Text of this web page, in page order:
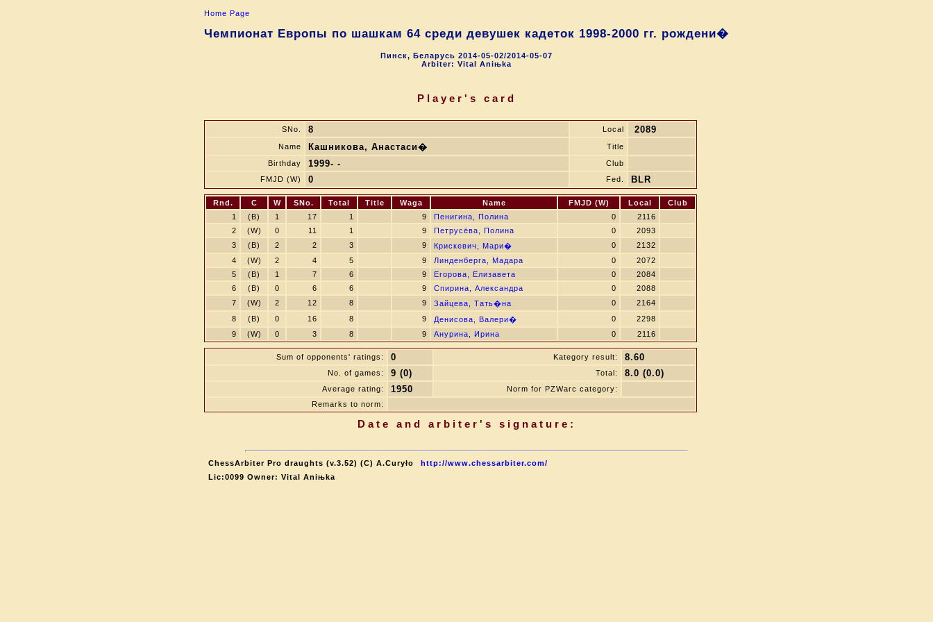
Home Page
Чемпионат Европы по шашкам 64 среди девушек кадеток 1998-2000 гг. рождени�
Пинск, Беларусь 2014-05-02/2014-05-07
Arbiter: Vital Aniњka
Player's card
SNo. 8 Local 2089
Name Кашникова, Анастаси�
Title
Birthday
1999- -
Club
FMJD (W)
0 Fed. BLR
Rnd. C W SNo. Total Title Waga Name FMJD (W) Local
Club
1
(B) 1 17 1 9 Пенигина, Полина 0
2116
2
(W) 0 11 1 9 Петрусёва, Полина 0
2093
3
(B) 2 2 3 9 Крискевич, Мари� 0
2132
4
(W) 2 4 5 9 Линденберга, Мадара 0
2072
5
(B) 1 7 6 9 Егорова, Елизавета 0
2084
6
(B) 0 6 6 9 Спирина, Александра 0
2088
7
(W) 2 12 8 9 Зайцева, Тать�на 0
2164
8
(B) 0 16 8 9 Денисова, Валери� 0
2298
9
(W) 0 3 8 9 Анурина, Ирина 0 2116
Sum of opponents' ratings: 0 Kategory result: 8.60
No. of games: 9 (0) Total: 8.0 (0.0)
Average rating: 1950
Norm for PZWarc category:
Remarks to norm:
Date and arbiter's signature:
ChessArbiter Pro draughts (v.3.52) (C) A.Curyło
http://www.chessarbiter.com/
Lic:0099 Owner: Vital Aniњka